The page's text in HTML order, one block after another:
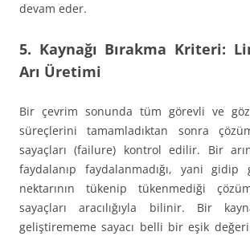
devam eder.
5. Kaynağı Bırakma Kriteri:
Arı Üretimi
Bir çevrim sonunda tüm görevli ve
süreçlerini tamamladıktan sonra
sayaçları (failure) kontrol edilir. Bir
faydalanıp faydalanmadığı, yani gidip
nektarının tükenip tükenmediği
sayaçları aracılığıyla bilinir. Bir
geliştirememe sayacı belli bir eşik